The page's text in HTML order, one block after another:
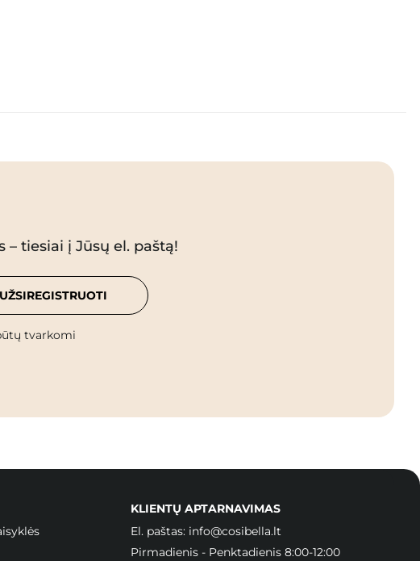
tiesiai į Jūsų el. paštą!
tvarkomi
UŽSIREGISTRUOTI
KLIENTŲ APTARNAVIMAS
El. paštas: info@cosibella.lt
Pirmadienis - Penktadienis 8:00-12:00